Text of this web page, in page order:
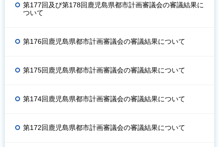
第177回及び第178回鹿児島県都市計画審議会の審議結果に
ついて
第176回鹿児島県都市計画審議会の審議結果について
第175回鹿児島県都市計画審議会の審議結果について
第174回鹿児島県都市計画審議会の審議結果について
第172回鹿児島県都市計画審議会の審議結果について